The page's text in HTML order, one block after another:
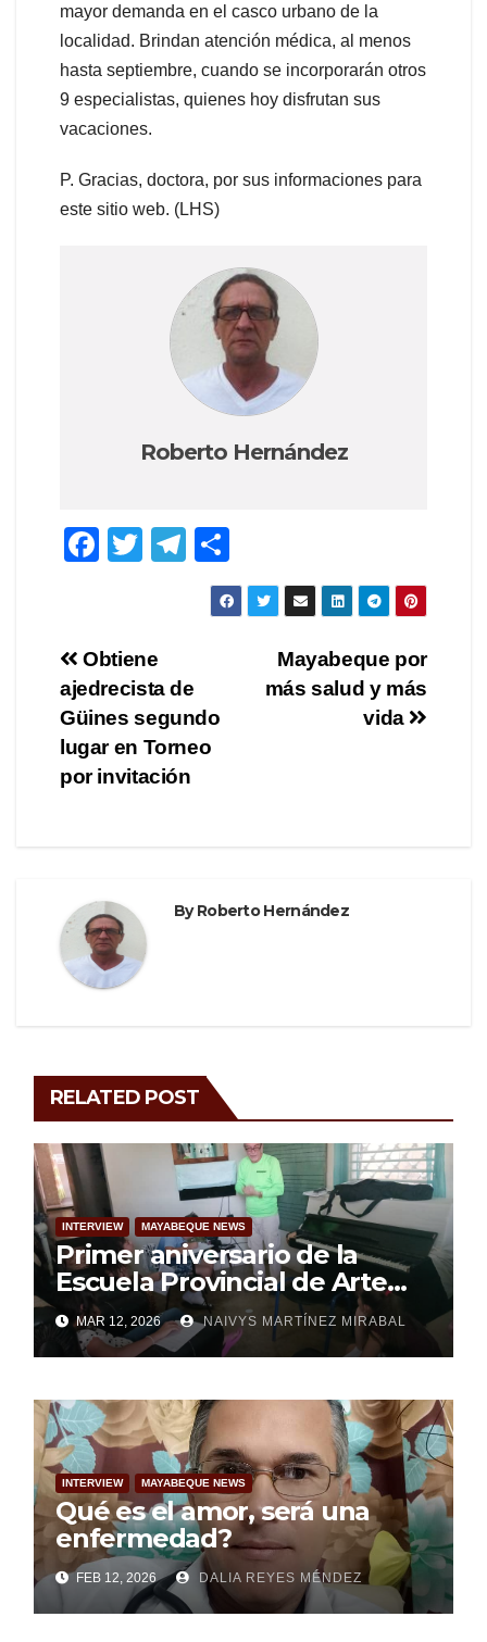
mayor demanda en el casco urbano de la
localidad. Brindan atención médica, al menos
hasta septiembre, cuando se incorporarán otros
9 especialistas, quienes hoy disfrutan sus
vacaciones.
P. Gracias, doctora, por sus informaciones para
este sitio web. (LHS)
Roberto Hernández
F
e
b
o
o
k
T
er
T
el
a
m
h
ar
Post
navigation
Mayabeque por
más salud y más
vida
Obtiene
ajedrecista de
Güines segundo
lugar en Torneo
por invitación
ByRoberto Hernández
RELATED POST
INTERVIEW MAYABEQUE NEWS
Primer aniversario de la
Escuela Provincial de Arte
Federico Arístides Soto Alejo
(+Galería)
MAR 12, 2026 NAIVYS MARTÍNEZ MIRABAL
INTERVIEW MAYABEQUE NEWS
Qué es el amor, será una
enfermedad?
FEB 12, 2026 DALIA REYES MÉNDEZ